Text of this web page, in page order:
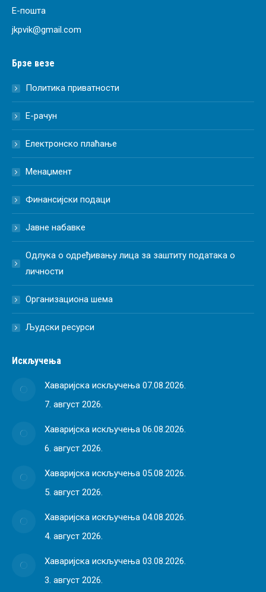
Е-пошта
jkpvik@gmail.com
Брзе везе
Политика приватности
Е-рачун
Електронско плаћање
Менаџмент
Финансијски подаци
Јавне набавке
Одлука о одређивању лица за заштиту података о
личности
Организациона шема
Људски ресурси
Искључења
Хаваријска искључења 07.08.2026.
7. август 2026.
Хаваријска искључења 06.08.2026.
6. август 2026.
Хаваријска искључења 05.08.2026.
5. август 2026.
Хаваријска искључења 04.08.2026.
4. август 2026.
Хаваријска искључења 03.08.2026.
3. август 2026.